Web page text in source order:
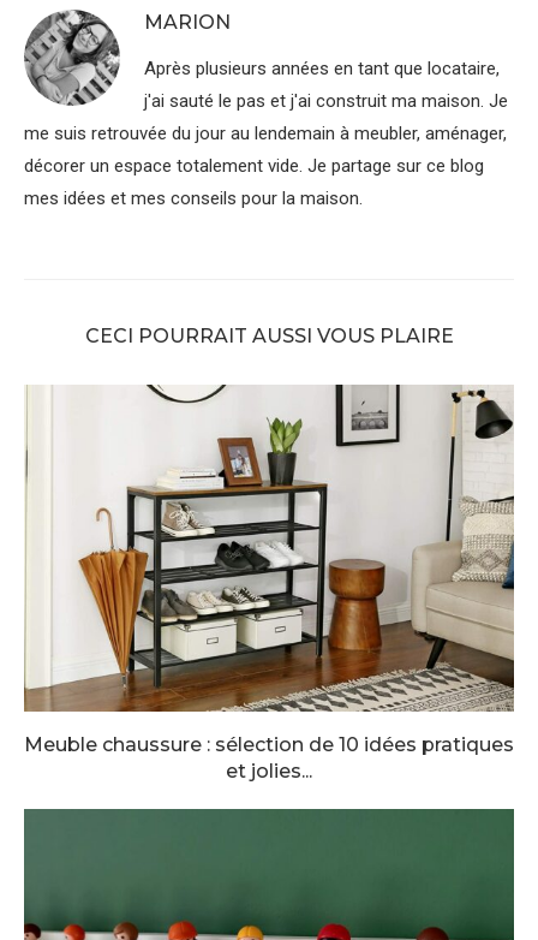
MARION
Après plusieurs années en tant que locataire,
j'ai sauté le pas et j'ai construit ma maison. Je
me suis retrouvée du jour au lendemain à meubler, aménager,
décorer un espace totalement vide. Je partage sur ce blog
mes idées et mes conseils pour la maison.
CECI POURRAIT AUSSI VOUS PLAIRE
Meuble chaussure : sélection de 10 idées pratiques
et jolies...